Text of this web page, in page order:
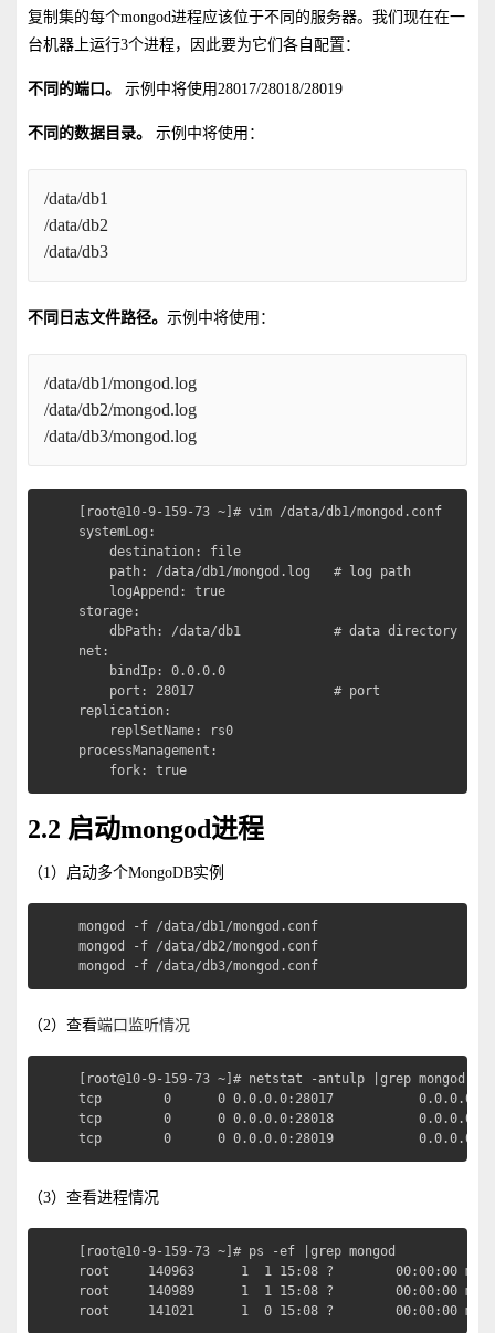
复制集的每个mongod进程应该位于不同的服务器。我们现在在一
台机器上运行3个进程，因此要为它们各自配置：
不同的端口。 示例中将使用28017/28018/28019
不同的数据目录。 示例中将使用：
/data/db1
/data/db2
/data/db3
不同日志文件路径。 示例中将使用：
/data/db1/mongod.log
/data/db2/mongod.log
/data/db3/mongod.log
[root@10-9-159-73 ~]# vim /data/db1/mongod.conf
systemLog:
destination: file
path: /data/db1/mongod.log   # log path
logAppend: true
storage:
dbPath: /data/db1            # data directory
net:
bindIp: 0.0.0.0
port: 28017                  # port
replication:
replSetName: rs0
processManagement:
fork: true
2.2 启动mongod进程
（1）启动多个MongoDB实例
mongod -f /data/db1/mongod.conf
mongod -f /data/db2/mongod.conf
mongod -f /data/db3/mongod.conf
（2）查看端口监听情况
[root@10-9-159-73 ~]# netstat -antulp |grep mongod
tcp        0      0 0.0.0.0:28017
tcp        0      0 0.0.0.0:28018
tcp        0      0 0.0.0.0:28019           0.0.0.0:*
（3）查看进程情况
[root@10-9-159-73 ~]# ps -ef |grep mongod
root     140963      1  1 15:08 ?        00:00:00
root     140989      1  1 15:08 ?        00:00:00
root     141021      1  0 15:08 ?        00:00:00